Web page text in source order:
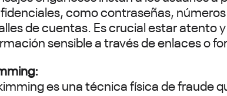
como contraseñas,
de cuentas. Es crucial estar atento
sensible a través de enlaces o
es una técnica física de fraude